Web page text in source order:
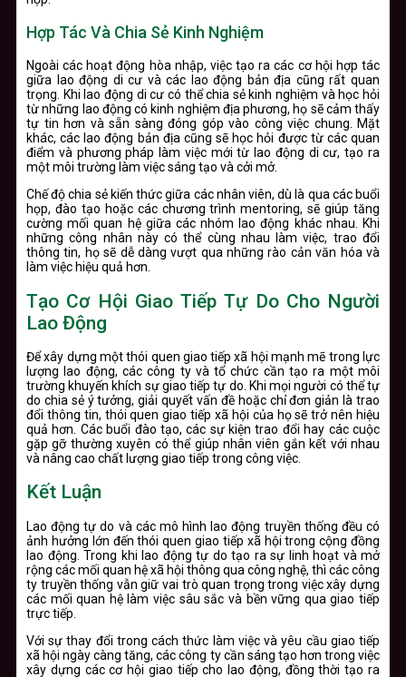
Hợp Tác Và Chia Sẻ Kinh Nghiệm
Ngoài các hoạt động hòa nhập, việc tạo ra các cơ hội hợp tác
giữa lao động di cư và các lao động bản địa cũng rất quan
trọng. Khi lao động di cư có thể chia sẻ kinh nghiệm và học hỏi
từ những lao động có kinh nghiệm địa phương, họ sẽ cảm thấy
tự tin hơn và sẵn sàng đóng góp vào công việc chung. Mặt
khác, các lao động bản địa cũng sẽ học hỏi được từ các quan
điểm và phương pháp làm việc mới từ lao động di cư, tạo ra
một môi trường làm việc sáng tạo và cởi mở.
Chế độ chia sẻ kiến thức giữa các nhân viên, dù là qua các buổi
họp, đào tạo hoặc các chương trình mentoring, sẽ giúp tăng
cường mối quan hệ giữa các nhóm lao động khác nhau. Khi
những công nhân này có thể cùng nhau làm việc, trao đổi
thông tin, họ sẽ dễ dàng vượt qua những rào cản văn hóa và
làm việc hiệu quả hơn.
Tạo Cơ Hội Giao Tiếp Tự Do Cho Người
Lao Động
Để xây dựng một thói quen giao tiếp xã hội mạnh mẽ trong lực
lượng lao động, các công ty và tổ chức cần tạo ra một môi
trường khuyến khích sự giao tiếp tự do. Khi mọi người có thể tự
do chia sẻ ý tưởng, giải quyết vấn đề hoặc chỉ đơn giản là trao
đổi thông tin, thói quen giao tiếp xã hội của họ sẽ trở nên hiệu
quả hơn. Các buổi đào tạo, các sự kiện trao đổi hay các cuộc
gặp gỡ thường xuyên có thể giúp nhân viên gắn kết với nhau
và nâng cao chất lượng giao tiếp trong công việc.
Kết Luận
Lao động tự do và các mô hình lao động truyền thống đều có
ảnh hưởng lớn đến thói quen giao tiếp xã hội trong cộng đồng
lao động. Trong khi lao động tự do tạo ra sự linh hoạt và mở
rộng các mối quan hệ xã hội thông qua công nghệ, thì các công
ty truyền thống vẫn giữ vai trò quan trọng trong việc xây dựng
các mối quan hệ làm việc sâu sắc và bền vững qua giao tiếp
trực tiếp.
Với sự thay đổi trong cách thức làm việc và yêu cầu giao tiếp
xã hội ngày càng tăng, các công ty cần sáng tạo hơn trong việc
xây dựng các cơ hội giao tiếp cho lao động, đồng thời tạo ra